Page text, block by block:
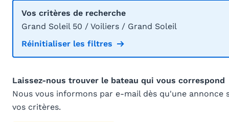
Vos critères de recherche
Grand Soleil 50 / Voiliers / Grand Soleil
Réinitialiser les filtres
Laissez-nous trouver le bateau qui vous correspond
Nous vous informons par e-mail dès qu'une annonce
vos critères.